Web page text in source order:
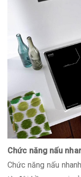
Chức năng nấu
Chức năng nấu